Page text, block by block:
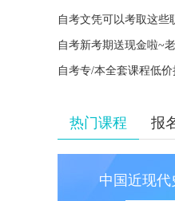
自考文凭可以考取这些
自考新考期送现金啦~
自考专/本全套课程低
热门课程 报
中国近现代